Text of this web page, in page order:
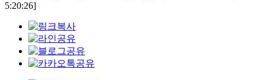
5:20:26]